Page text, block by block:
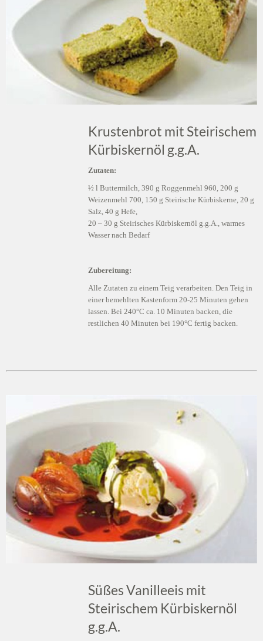
Krustenbrot mit Steirischem
Kürbiskernöl g.g.A.
Zutaten:
½ l Buttermilch, 390 g Roggenmehl 960, 200 g
Weizenmehl 700, 150 g Steirische Kürbiskerne, 20 g
Salz, 40 g Hefe,
20 – 30 g Steirisches Kürbiskernöl g.g.A., warmes
Wasser nach Bedarf
Zubereitung:
Alle Zutaten zu einem Teig verarbeiten. Den Teig in
einer bemehlten Kastenform 20-25 Minuten gehen
lassen. Bei 240°C ca. 10 Minuten backen, die
restlichen 40 Minuten bei 190°C fertig backen.
Süßes Vanilleeis mit
Steirischem Kürbiskernöl
g.g.A.